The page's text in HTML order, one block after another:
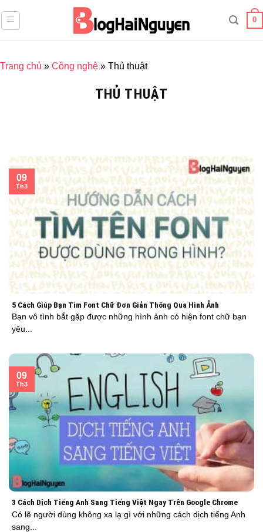
to
0
Trang chủ » Công nghệ » Thủ thuật
THỦ THUẬT
5 Cách Giúp Bạn Tìm Font Chữ Đơn Giản Thông Qua Hình Ảnh
Bạn vô tình bắt gặp được những hình ảnh có hiện font chữ bạn
yêu...
09
Th3
3 Cách Dịch Tiếng Anh Sang Tiếng Việt Ngay Trên Google Chrome
Có lẽ người dùng không xa lạ gì với những cách dịch tiếng Anh
sang...
09
Th3